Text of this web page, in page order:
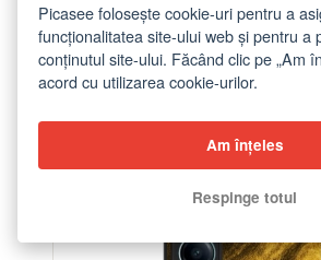
Husă pentru Vivo Y29s 5G -
Picasee folosește cookie-uri pentru a
funcționalitatea site-ului web și pentru a
conținutul site-ului. Făcând clic pe „Am
acord cu utilizarea cookie-urilor.
Am înțeles
Respinge totul